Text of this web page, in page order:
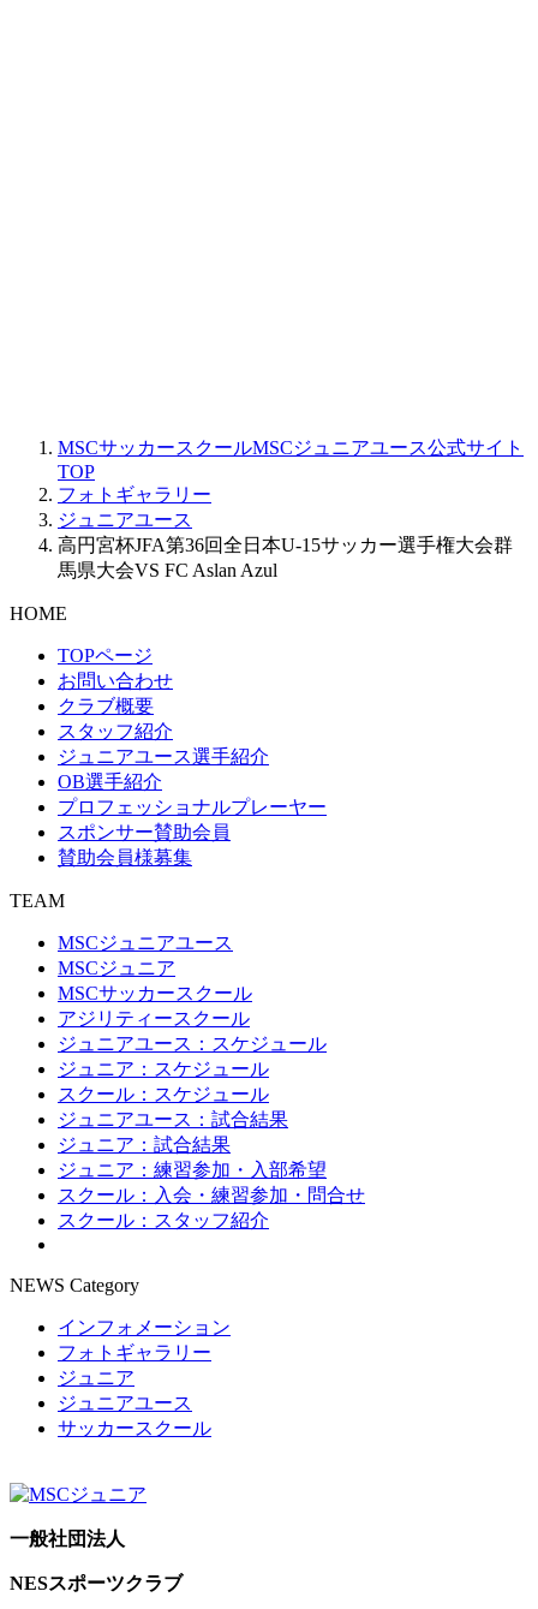
MSCサッカースクールMSCジュニアユース公式サイト
TOP
フォトギャラリー
ジュニアユース
高円宮杯JFA第36回全日本U-15サッカー選手権大会群
馬県大会VS FC Aslan Azul
HOME
TOPページ
お問い合わせ
クラブ概要
スタッフ紹介
ジュニアユース選手紹介
OB選手紹介
プロフェッショナルプレーヤー
スポンサー賛助会員
賛助会員様募集
TEAM
MSCジュニアユース
MSCジュニア
MSCサッカースクール
アジリティースクール
ジュニアユース：スケジュール
ジュニア：スケジュール
スクール：スケジュール
ジュニアユース：試合結果
ジュニア：試合結果
ジュニア：練習参加・入部希望
スクール：入会・練習参加・問合せ
スクール：スタッフ紹介
NEWS Category
インフォメーション
フォトギャラリー
ジュニア
ジュニアユース
サッカースクール
一般社団法人
NESスポーツクラブ